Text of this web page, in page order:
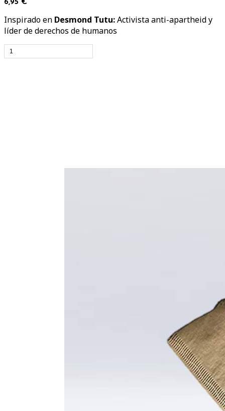
6,95 €
Inspirado en Desmond Tutu:Activista anti-apartheid y
líder de derechos de humanos